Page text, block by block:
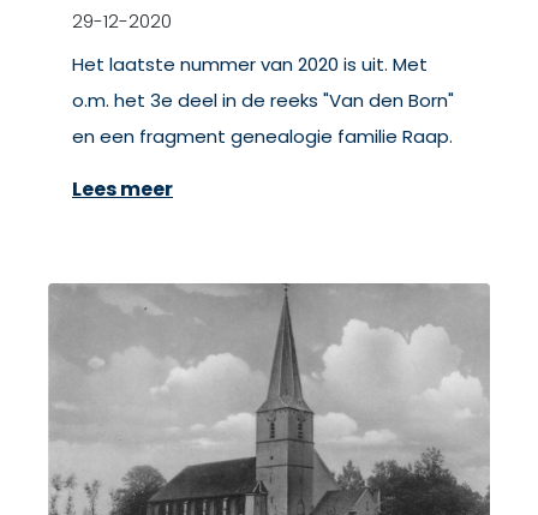
29-12-2020
Het laatste nummer van 2020 is uit. Met
o.m. het 3e deel in de reeks "Van den Born"
en een fragment genealogie familie Raap.
Lees meer